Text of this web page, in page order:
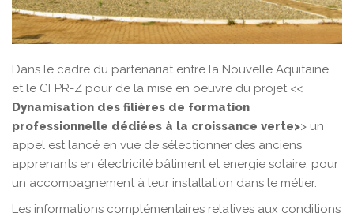
Dans le cadre du partenariat entre la Nouvelle Aquitaine
et le CFPR-Z pour de la mise en oeuvre du projet <<
Dynamisation des filières de formation
professionnelle dédiées à la croissance verte>> un
appel est lancé en vue de sélectionner des anciens
apprenants en électricité bâtiment et energie solaire, pour
un accompagnement à leur installation dans le métier.
Les informations complémentaires relatives aux conditions